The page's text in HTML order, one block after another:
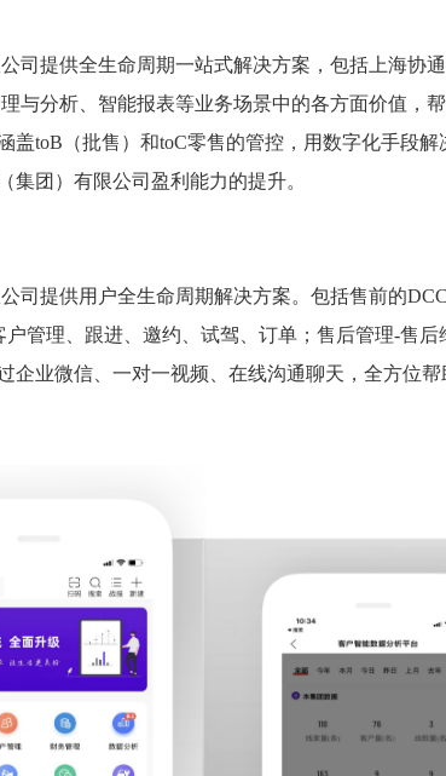
司提供全生命周期一站式解决方案，包括上海协
与分析、智能报表等业务场景中的各方面价值，
toB（批售）和toC零售的管控，用数字化手段解
集团）有限公司盈利能力的提升。
司提供用户全生命周期解决方案。包括售前的
管理、跟进、邀约、试驾、订单；售后管理-售后
企业微信、一对一视频、在线沟通聊天，全方位帮